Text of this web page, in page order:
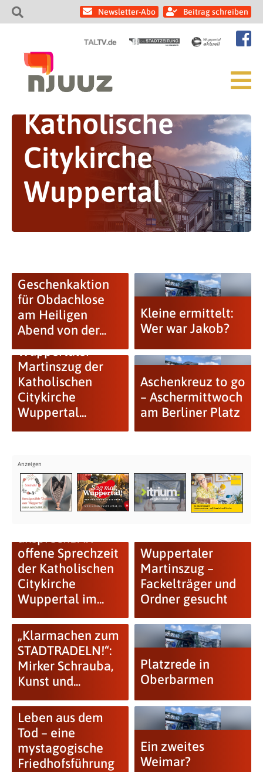
Newsletter-Abo Beitrag schreiben
Katholische
Citykirche
Wuppertal
Geschenkaktion
für Obdachlose
am Heiligen
Abend von der...
Kleine ermittelt:
Wer war Jakob?
Der dreizehnte
Wuppertaler
Martinszug der
Katholischen
Citykirche
Wuppertal...
Aschenkreuz to go
– Aschermittwoch
am Berliner Platz
ansprechBAR –
offene Sprechzeit
der Katholischen
Citykirche
Wuppertal im...
Wuppertaler
Martinszug –
Fackelträger und
Ordner gesucht
„Klarmachen zum
STADTRADELN!“:
Mirker Schrauba,
Kunst und...
Platzrede in
Oberbarmen
Leben aus dem
Tod – eine
mystagogische
Friedhofsführung
Ein zweites
Weimar?